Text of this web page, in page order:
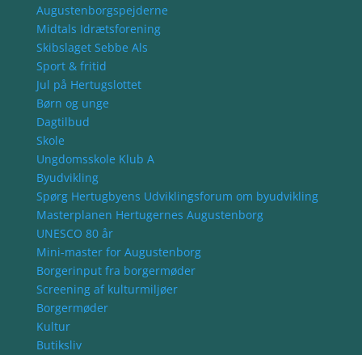
Augustenborgspejderne
Midtals Idrætsforening
Skibslaget Sebbe Als
Sport & fritid
Jul på Hertugslottet
Børn og unge
Dagtilbud
Skole
Ungdomsskole Klub A
Byudvikling
Spørg Hertugbyens Udviklingsforum om byudvikling
Masterplanen Hertugernes Augustenborg
UNESCO 80 år
Mini-master for Augustenborg
Borgerinput fra borgermøder
Screening af kulturmiljøer
Borgermøder
Kultur
Butiksliv